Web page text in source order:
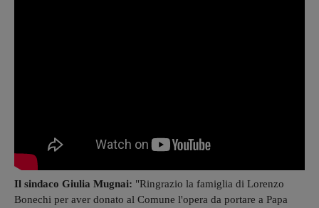
Il sindaco Giulia Mugnai: "Ringrazio la famiglia di Lorenzo
Bonechi per aver donato al Comune l'opera da portare a Papa